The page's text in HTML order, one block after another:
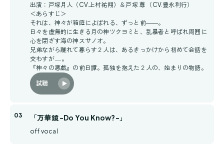
出演：戸塚月人（CV.上村祐翔）＆戸塚 尊 （CV.豊永利行）
＜あらすじ＞
それは、神々が箱庭によばれる、ずっと前――。
日々を虚無的に生きる月の神ツクヨミと、乱暴者と呼ばれ周囲に
心を閉ざす海の神スサノオ。
兄弟ながら離れて暮らす２人は、あるきっかけから初めて会話を
交わすが……。
『神々の悪戯』の前日譚。孤独を抱えた２人の、始まりの物語。
試聴
「万華鏡 -Do You Know?-」
off vocal